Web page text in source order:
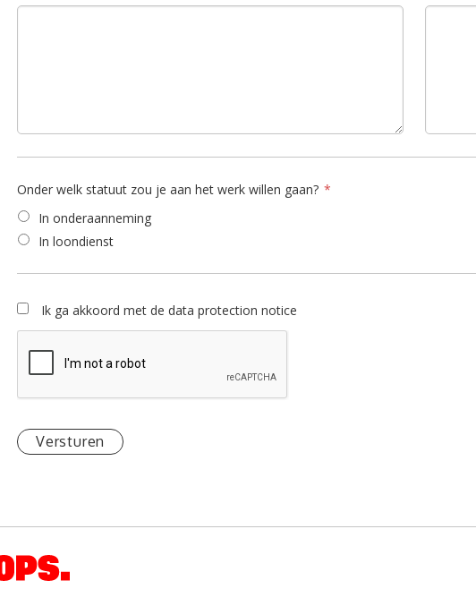
Onder welk statuut zou je aan het werk willen gaan?
In onderaanneming
In loondienst
Ik ga akkoord met de data protection notice
Versturen